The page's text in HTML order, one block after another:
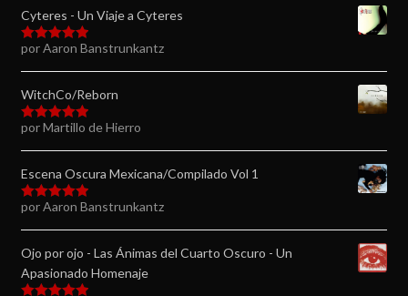
Cyteres - Un Viaje a Cyteres
Valorado en
por Aaron Banstrunkantz
WitchCo/Reborn
Valorado en
por Martillo de Hierro
Escena Oscura Mexicana/Compilado Vol 1
Valorado en
por Aaron Banstrunkantz
Ojo por ojo - Las Ánimas del Cuarto Oscuro - Un
Apasionado Homenaje